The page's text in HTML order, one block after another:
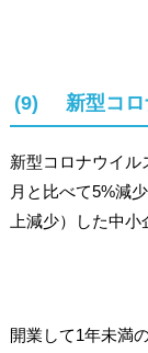
(9) 新型コロ
新型コロナウイル
月と比べて5%減
上減少）した中小
開業して1年未満